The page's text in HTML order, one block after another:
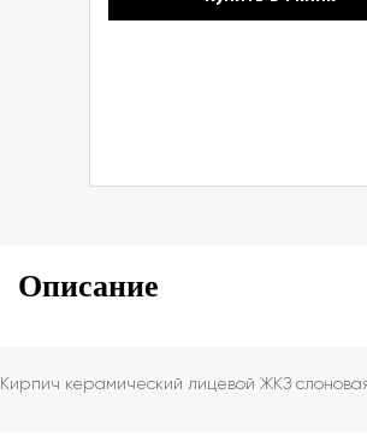
Описание
Кирпич керамический лицевой ЖКЗ